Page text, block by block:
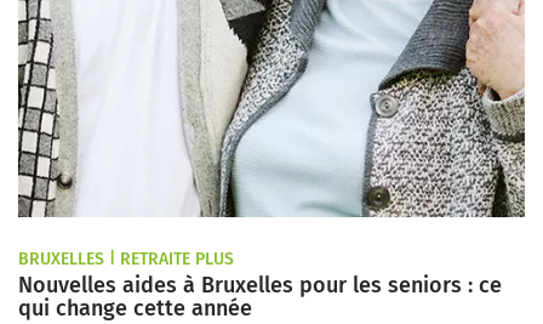
BRUXELLES | RETRAITE PLUS
Nouvelles aides à Bruxelles pour les seniors : ce
qui change cette année